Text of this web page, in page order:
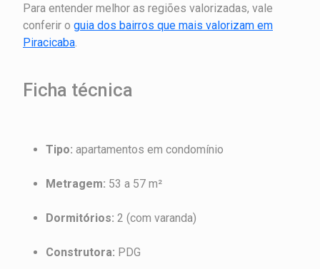
Para entender melhor as regiões valorizadas, vale
conferir o guia dos bairros que mais valorizam em
Piracicaba.
Ficha técnica
Tipo: apartamentos em condomínio
Metragem: 53 a 57 m²
Dormitórios: 2 (com varanda)
Construtora: PDG